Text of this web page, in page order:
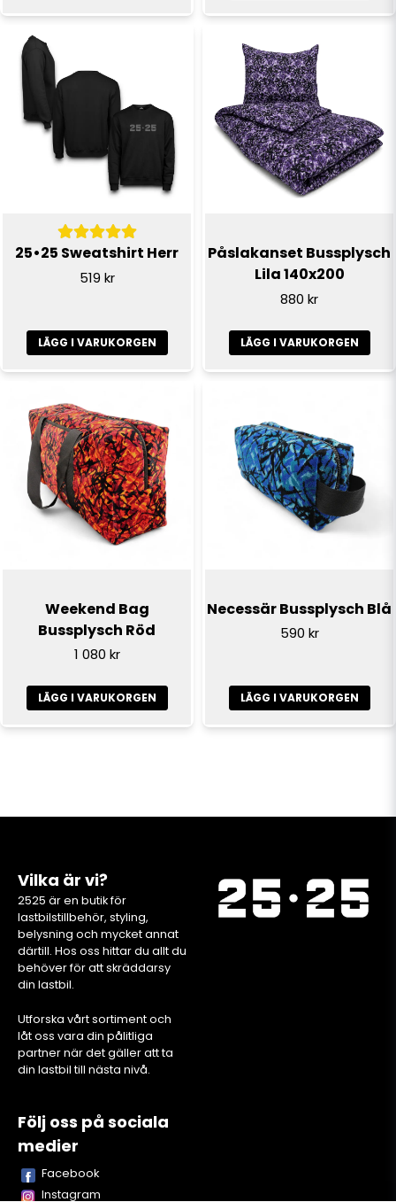
25•25 Sweatshirt Herr
519 kr
LÄGG I VARUKORGEN
Påslakanset Bussplysch
Lila 140x200
880 kr
LÄGG I VARUKORGEN
Weekend Bag
Bussplysch Röd
1 080 kr
LÄGG I VARUKORGEN
Necessär Bussplysch Blå
590 kr
LÄGG I VARUKORGEN
Vilka är vi?
2525 är en butik för
lastbilstillbehör, styling,
belysning och mycket annat
därtill. Hos oss hittar du allt du
behöver för att skräddarsy
din lastbil.
Utforska vårt sortiment och
låt oss vara din pålitliga
partner när det gäller att ta
din lastbil till nästa nivå.
Följ oss på sociala
medier
Facebook
Instagram